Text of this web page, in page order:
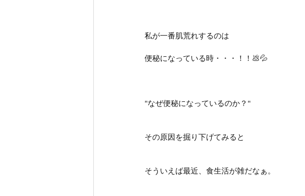
私が一番肌荒れするのは
便秘になっている時・・・！！💩💦
"なぜ便秘になっているのか？"
その原因を掘り下げてみると
そういえば最近、食生活が雑だなぁ。